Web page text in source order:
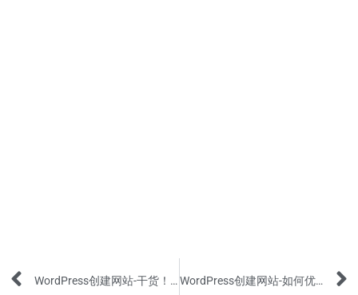
Prev WordPress创建网站-干货！免费的Domain和Host推荐给大家 WordPress创建网站-如何优化SEO和添加网站到Google排名？(中)